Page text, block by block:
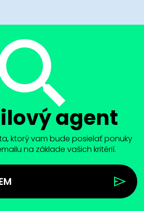
agent
ktorý vam bude posielať ponuky
na základe vašich kritérií.